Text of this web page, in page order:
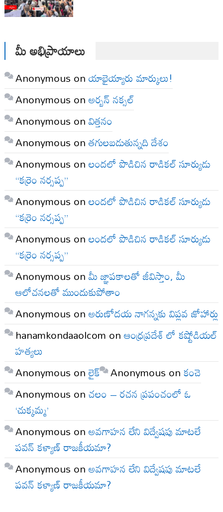
మీ అభిప్రాయాలు
Anonymous onయాభైయ్యారు మార్కులు!
Anonymous onఅర్బన్ నక్సల్
Anonymous onవిత్తనం
Anonymous onతగులబడుతున్నది దేశం
Anonymous onలందలో పొడిచిన రాడికల్ సూర్యుడు
“కర్రెం నర్సప్ప”
Anonymous onలందలో పొడిచిన రాడికల్ సూర్యుడు
“కర్రెం నర్సప్ప”
Anonymous onలందలో పొడిచిన రాడికల్ సూర్యుడు
“కర్రెం నర్సప్ప”
Anonymous onమీ జ్ఞాపకాలతో జీవిస్తాం, మీ
ఆలోచనలతో ముందుకుపోతాం
Anonymous onఅరుణోదయ నాగన్నకు విప్లవ జోహార్లు
hanamkondaaolcom onఆంధ్రప్రదేశ్ లో కష్టోడియల్
హత్యలు
Anonymous onలైక్ Anonymous onకంచె
Anonymous onచలం – రచన ప్రపంచంలో ఓ
‘చుక్కమ్మ’
Anonymous onఅవగాహన లేని విద్వేషపు మాటలే
పవన్ కళ్యాణ్ రాజకీయమా?
Anonymous onఅవగాహన లేని విద్వేషపు మాటలే
పవన్ కళ్యాణ్ రాజకీయమా?